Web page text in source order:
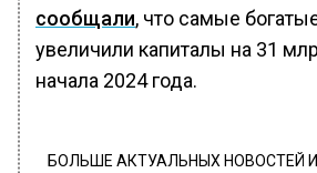
сообщали, что самые
увеличили капиталы на 31
начала 2024 года.
БОЛЬШЕ АКТУАЛЬНЫХ НОВОСТЕЙ